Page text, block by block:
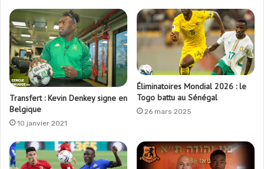
Transfert : Kevin Denkey signe en
Belgique
10 janvier 2021
Éliminatoires Mondial 2026 : le
Togo battu au Sénégal
26 mars 2025